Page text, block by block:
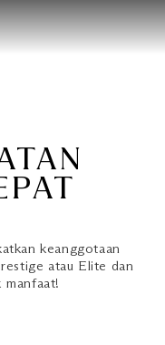
keanggotaan
atau Elite dan
manfaat!